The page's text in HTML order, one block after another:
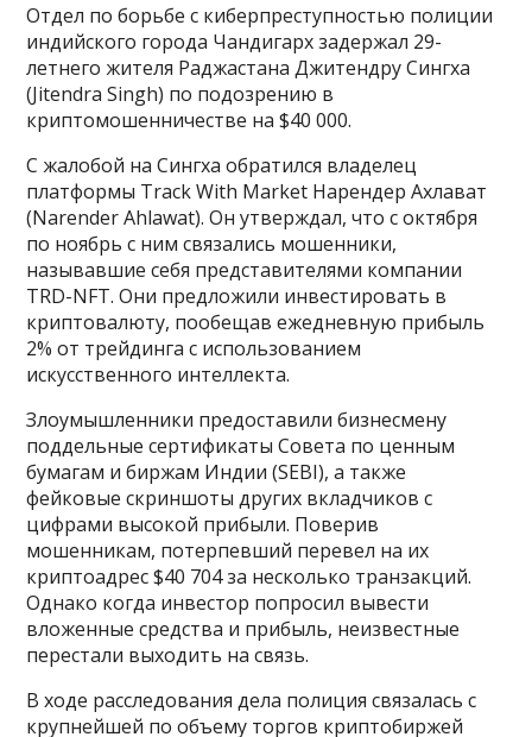
Отдел по борьбе с киберпреступностью полиции
индийского города Чандигарх задержал 29-
летнего жителя Раджастана Джитендру Сингха
(Jitendra Singh) по подозрению в
криптомошенничестве на $40 000.
С жалобой на Сингха обратился владелец
платформы Track With Market Нарендер Ахлават
(Narender Ahlawat). Он утверждал, что с октября
по ноябрь с ним связались мошенники,
называвшие себя представителями компании
TRD-NFT. Они предложили инвестировать в
криптовалюту, пообещав ежедневную прибыль
2% от трейдинга с использованием
искусственного интеллекта.
Злоумышленники предоставили бизнесмену
поддельные сертификаты Совета по ценным
бумагам и биржам Индии (SEBI), а также
фейковые скриншоты других вкладчиков с
цифрами высокой прибыли. Поверив
мошенникам, потерпевший перевел на их
криптоадрес $40 704 за несколько транзакций.
Однако когда инвестор попросил вывести
вложенные средства и прибыль, неизвестные
перестали выходить на связь.
В ходе расследования дела полиция связалась с
крупнейшей по объему торгов криптобиржей